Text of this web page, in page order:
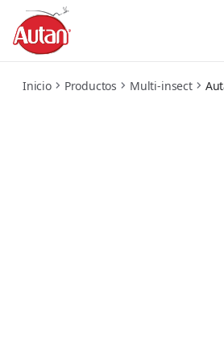
spray-seco
Inicio Productos Multi-insect